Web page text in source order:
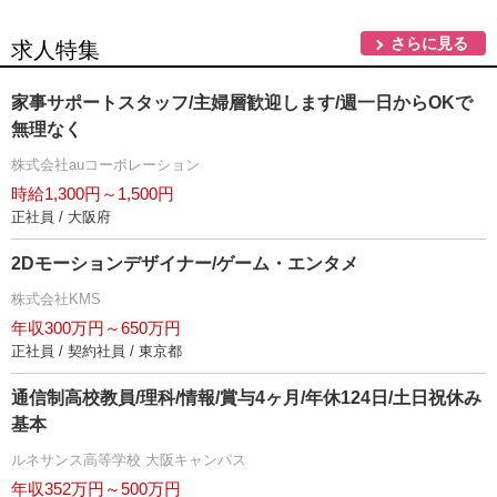
求人特集 さらに見る
家事サポートスタッフ/主婦層歓迎します/週一日からOKで
無理なく
株式会社auコーポレーション
時給1,300円～1,500円
正社員 / 大阪府
2Dモーションデザイナー/ゲーム・エンタメ
株式会社KMS
年収300万円～650万円
正社員 / 契約社員 / 東京都
通信制高校教員/理科/情報/賞与4ヶ月/年休124日/土日祝休み
基本
ルネサンス高等学校 大阪キャンパス
年収352万円～500万円